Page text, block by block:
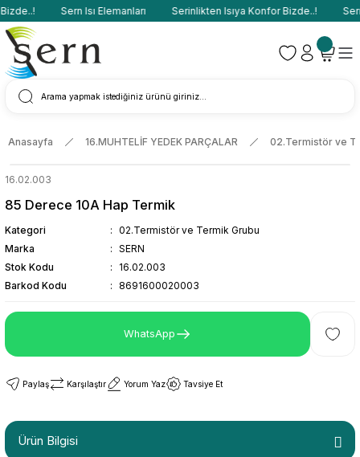
Sern Isı Elemanları Serinlikten Isıya Konfor Bizde..!
Anasayfa 16.MUHTELİF YEDEK PARÇALAR 02.Termistör ve
16.02.003
85 Derece 10A Hap Termik
Kategori
02.Termistör ve Termik Grubu
Marka
SERN
Stok Kodu
16.02.003
Barkod Kodu
8691600020003
WhatsApp
Paylaş Karşılaştır Yorum Yaz Tavsiye Et
Ürün Bilgisi